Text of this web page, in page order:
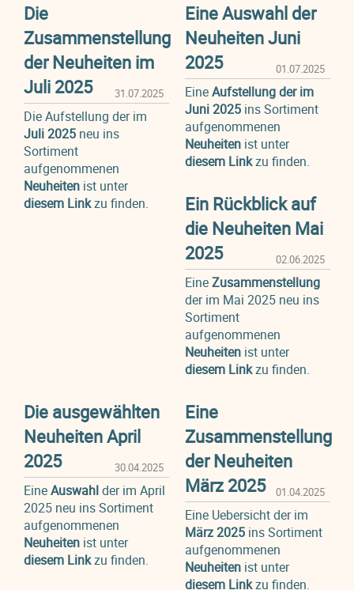
Die
Zusammenstellung
der Neuheiten im
Juli 2025
31.07.2025
Die Aufstellung der im
Juli 2025 neu ins
Sortiment
aufgenommenen
Neuheiten ist unter
diesem Linkzu finden.
Eine Auswahl der
Neuheiten Juni
2025
01.07.2025
EineAufstellung der im
Juni 2025ins Sortiment
aufgenommenen
Neuheitenist unter
diesem Linkzu finden.
Ein Rückblick auf
die Neuheiten Mai
2025
02.06.2025
EineZusammenstellung
der im Mai 2025 neu ins
Sortiment
aufgenommenen
Neuheitenist unter
diesem Linkzu finden.
Die ausgewählten
Neuheiten April
2025
30.04.2025
EineAuswahlder im April
2025 neu ins Sortiment
aufgenommenen
Neuheiten ist unter
diesem Linkzu finden.
Eine
Zusammenstellung
der Neuheiten
März 2025
01.04.2025
Eine Uebersicht der im
März 2025 ins Sortiment
aufgenommenen
Neuheitenist unter
diesem Linkzu finden.